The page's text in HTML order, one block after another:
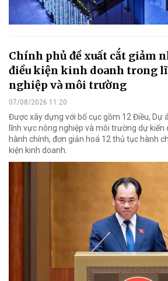
Chính phủ đề xuất cắt giảm
điều kiện kinh doanh trong
nghiệp và môi trường
07/08/2026 11:20
Được xây dựng với bố cục gồm 12 Điều, Dự
lĩnh vực nông nghiệp và môi trường dự
hành chính, đơn giản hoá 12 thủ tục hành
kiện kinh doanh.